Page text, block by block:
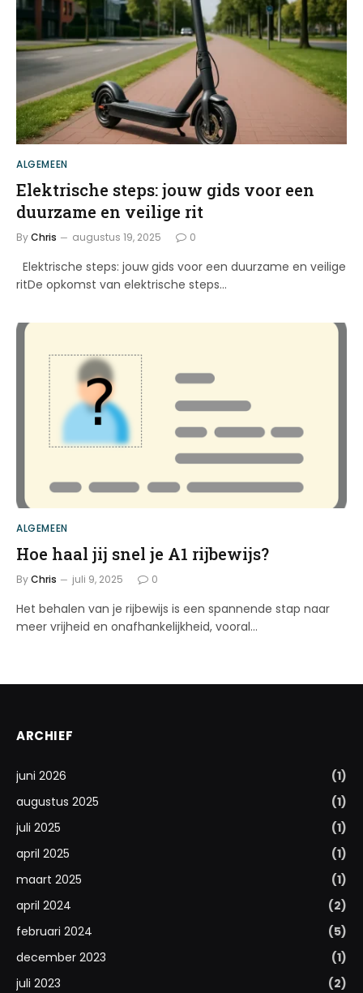
ALGEMEEN
Elektrische steps: jouw gids voor een
duurzame en veilige rit
ByChris augustus 19, 2025 0
Elektrische steps: jouw gids voor een duurzame en veilige
ritDe opkomst van elektrische steps…
ALGEMEEN
Hoe haal jij snel je A1 rijbewijs?
ByChris juli 9, 2025 0
Het behalen van je rijbewijs is een spannende stap naar
meer vrijheid en onafhankelijkheid, vooral…
ARCHIEF
juni 2026
(1)
augustus 2025
(1)
juli 2025
(1)
april 2025
(1)
maart 2025
(1)
april 2024
(2)
februari 2024
(5)
december 2023
(1)
juli 2023
(2)